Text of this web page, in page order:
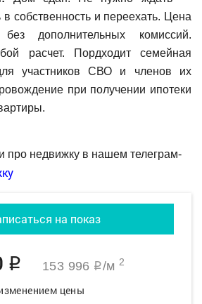
в собственность и переехать. Цена
дополнительных комиссий.
расчет. Пордходит семейная
участников СВО и членов их
при получении ипотеки
про недвижку в нашем телеграм-
на показ
q 153 996 q/м 2
цены